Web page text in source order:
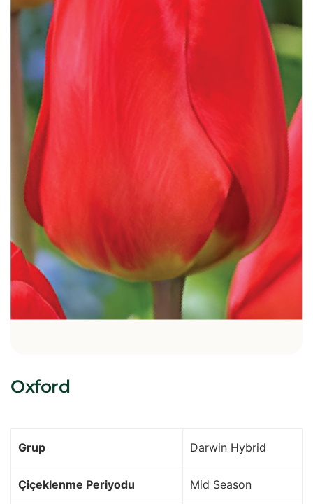
Oxford
Grup Darwin Hybrid
Çiçeklenme Periyodu Mid Season